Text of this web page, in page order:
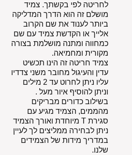
לחריטה לפי בקשתך. צמיד
מושלם זה הוא הדרך המדליקה
ביותר לענוד את שם הקרוב
אלייך או הקדשת צמיד עם שם
כמחווה ומתנה מושלמת בצורה
מקורית ומחמיאה.
צמיד חריטה זה הינו תכשיט
עדין והעיגול מחובר משני צדדיו
עליו ניתן לחרוט עד 2 מילים
וניתן להוסיף איור מעל .
בשילוב כדורים מבריקים
מהממים, הצמיד מגיע עם
סגירת T מיוחדת ואורך הצמיד
ניתן לבחירה ממליצים לך לעיין
במדריך מידות של הצמידים
שלנו.